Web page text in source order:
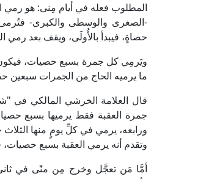
المطلوب فعله في أيام مِنى: هو رمي
-الصغرى والوسطى والكبرى-
حصاةٍ، فيبدأ بالأُولَى، ويقف بعد رمي
ويَرمِي كل جمرة بسبع حصيات،
ما يرميه الحاج من الجمرات
جمرة العقبة فقط يرميها بسبع
ورابعه، يرمي في كلِّ يومٍ منها
وتقدم أنه يرمي العقبة بسبع
أمَّا مَن تعجَّل وخرج مِن منًى في